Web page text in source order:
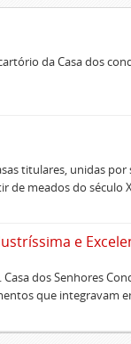
da Casa dos
titulares, unidas por
de meados do século
dos Senhores
que integravam